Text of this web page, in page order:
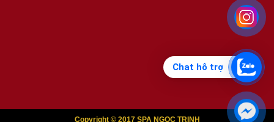
Copyright © 2017 SPA NGỌC TRINH
Chat hỗ trợ